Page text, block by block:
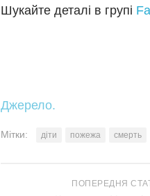
Шукайте деталі в групі
Джерело.
Мітки: діти пожежа смерть
ПОПЕРЕДНЯ